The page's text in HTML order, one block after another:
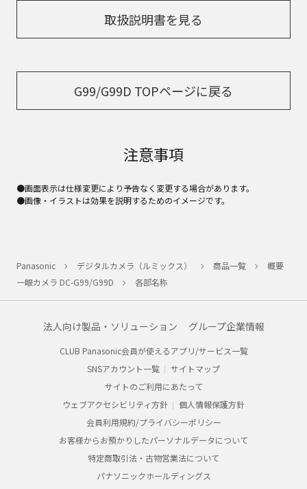
取扱説明書を見る
G99/G99D TOPページに戻る
注意事項
●画面表示は仕様変更により予告なく変更する場合があります。
●画像・イラストは効果を説明するためのイメージです。
Panasonic デジタルカメラ（ルミックス） 商品一覧
概要
一眼カメラ DC-G99/G99D
各部名称
法人向け製品・ソリューション グループ企業情報
CLUB Panasonic会員が使えるアプリ/サービス一覧
SNSアカウント一覧
サイトマップ
サイトのご利用にあたって
ウェブアクセシビリティ方針
個人情報保護方針
会員利用規約/プライバシーポリシー
お客様からお預かりしたパーソナルデータについて
特定商取引法・古物営業法について
パナソニックホールディングス